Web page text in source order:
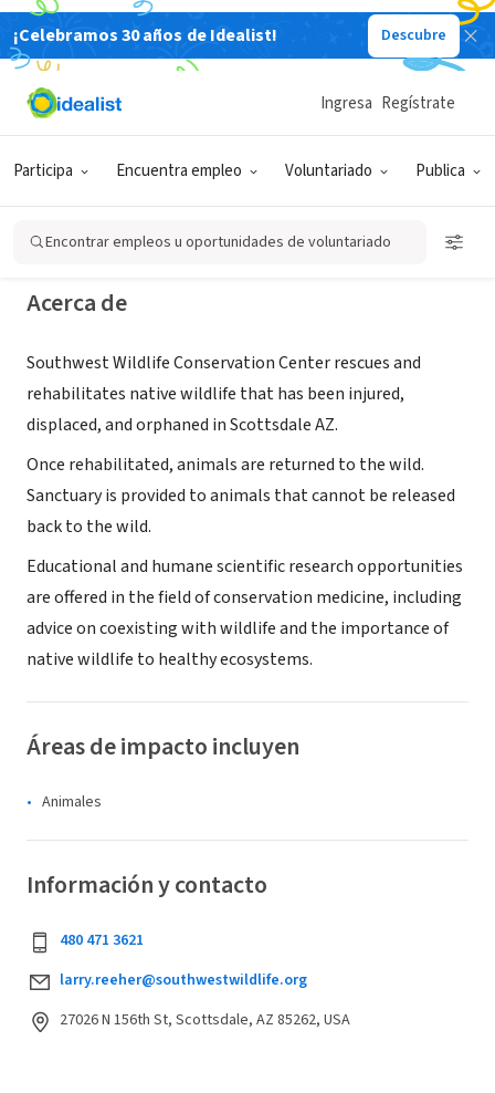
¡Celebramos 30 años de Idealist! Descubre
Participa Encuentra empleo Voluntariado Publica
Ingresa Regístrate
Encontrar empleos u oportunidades de voluntariado
ORGANIZACIÓN SIN FIN DE LUCRO
Southwest Wildlife Conservation
Center
Scottsdale, AZ|www.southwestwildlife.org/
Acerca de
Southwest Wildlife Conservation Center rescues and
rehabilitates native wildlife that has been injured,
displaced, and orphaned in Scottsdale AZ.
Once rehabilitated, animals are returned to the wild.
Sanctuary is provided to animals that cannot be released
back to the wild.
Educational and humane scientific research opportunities
are offered in the field of conservation medicine, including
advice on coexisting with wildlife and the importance of
native wildlife to healthy ecosystems.
Áreas de impacto incluyen
Animales
Información y contacto
480 471 3621
larry.reeher@southwestwildlife.org
27026 N 156th St, Scottsdale, AZ 85262, USA